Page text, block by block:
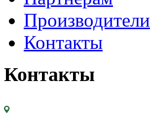
Производители
Контакты
Контакты